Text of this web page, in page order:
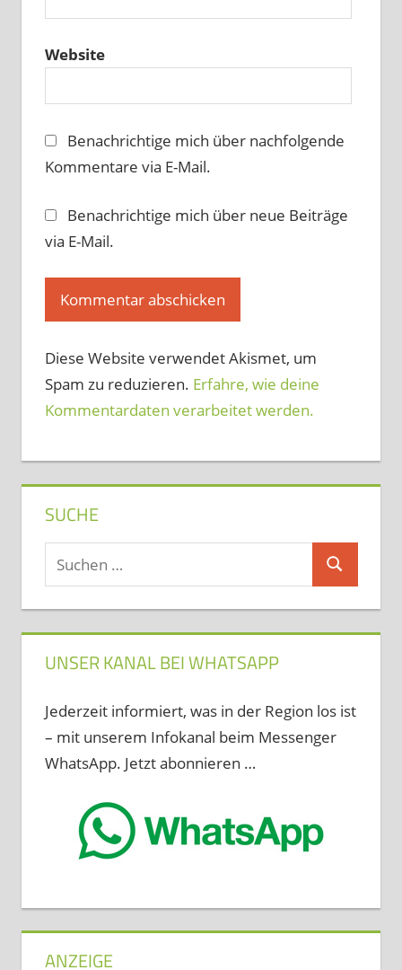
Website
Benachrichtige mich über nachfolgende
Kommentare via E-Mail.
Benachrichtige mich über neue Beiträge
via E-Mail.
Diese Website verwendet Akismet, um
Spam zu reduzieren. Erfahre, wie deine
Kommentardaten verarbeitet werden.
SUCHE
Suchen
Suchen
UNSER KANAL BEI WHATSAPP
Jederzeit informiert, was in der Region los ist
– mit unserem Infokanal beim Messenger
WhatsApp. Jetzt abonnieren …
ANZEIGE